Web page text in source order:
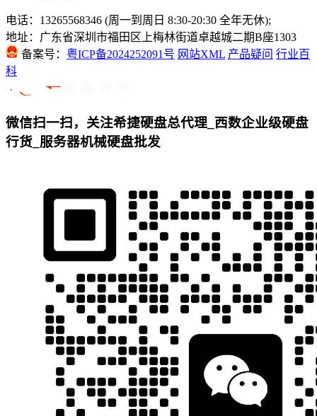
电话：13265568346 (周一到周日 8:30-20:30 全年无休);
地址：广东省深圳市福田区上梅林街道卓越城二期B座1303
备案号： 粤ICP备2024252091号 网站XML 产品疑问 行业百
科
微信扫一扫，关注希捷硬盘总代理_西数企业级硬盘
行货_服务器机械硬盘批发